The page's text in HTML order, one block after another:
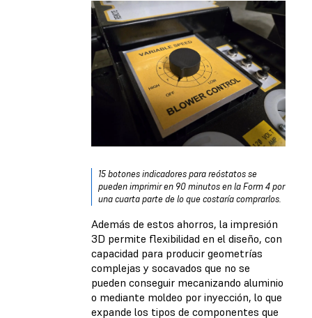
15 botones indicadores para reóstatos se
pueden imprimir en 90 minutos en la Form 4 por
una cuarta parte de lo que costaría comprarlos.
Además de estos ahorros, la impresión
3D permite flexibilidad en el diseño, con
capacidad para producir geometrías
complejas y socavados que no se
pueden conseguir mecanizando aluminio
o mediante moldeo por inyección, lo que
expande los tipos de componentes que